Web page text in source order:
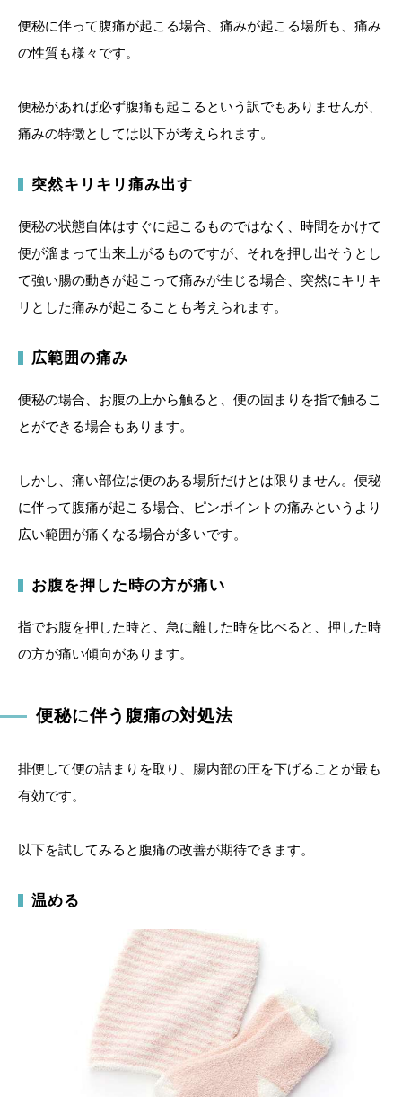
便秘に伴って腹痛が起こる場合、痛みが起こる場所も、痛み
の性質も様々です。
便秘があれば必ず腹痛も起こるという訳でもありませんが、
痛みの特徴としては以下が考えられます。
突然キリキリ痛み出す
便秘の状態自体はすぐに起こるものではなく、時間をかけて
便が溜まって出来上がるものですが、それを押し出そうとし
て強い腸の動きが起こって痛みが生じる場合、突然にキリキ
リとした痛みが起こることも考えられます。
広範囲の痛み
便秘の場合、お腹の上から触ると、便の固まりを指で触るこ
とができる場合もあります。
しかし、痛い部位は便のある場所だけとは限りません。便秘
に伴って腹痛が起こる場合、ピンポイントの痛みというより
広い範囲が痛くなる場合が多いです。
お腹を押した時の方が痛い
指でお腹を押した時と、急に離した時を比べると、押した時
の方が痛い傾向があります。
便秘に伴う腹痛の対処法
排便して便の詰まりを取り、腸内部の圧を下げることが最も
有効です。
以下を試してみると腹痛の改善が期待できます。
温める